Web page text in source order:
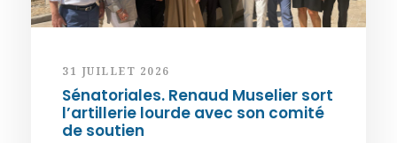
31 JUILLET 2026
Sénatoriales. Renaud Muselier sort
l’artillerie lourde avec son comité
de soutien